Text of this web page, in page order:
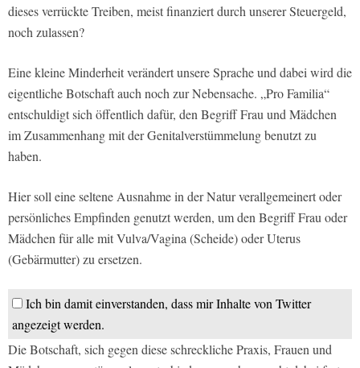
dieses verrückte Treiben, meist finanziert durch unserer Steuergeld,
noch zulassen?
Eine kleine Minderheit verändert unsere Sprache und dabei wird die
eigentliche Botschaft auch noch zur Nebensache. „Pro Familia“
entschuldigt sich öffentlich dafür, den Begriff Frau und Mädchen
im Zusammenhang mit der Genitalverstümmelung benutzt zu
haben.
Hier soll eine seltene Ausnahme in der Natur verallgemeinert oder
persönliches Empfinden genutzt werden, um den Begriff Frau oder
Mädchen für alle mit Vulva/Vagina (Scheide) oder Uterus
(Gebärmutter) zu ersetzen.
Ich bin damit einverstanden, dass mir Inhalte von Twitter
angezeigt werden.
Die Botschaft, sich gegen diese schreckliche Praxis, Frauen und